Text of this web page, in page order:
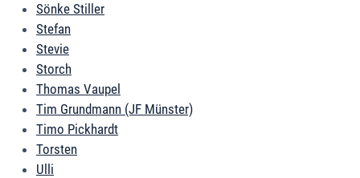
Sönke Stiller
Stefan
Stevie
Storch
Thomas Vaupel
Tim Grundmann (JF Münster)
Timo Pickhardt
Torsten
Ulli